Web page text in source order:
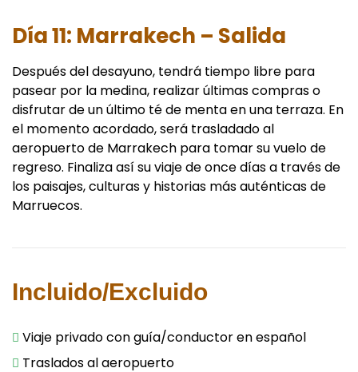
Día 11: Marrakech – Salida
Después del desayuno, tendrá tiempo libre para
pasear por la medina, realizar últimas compras o
disfrutar de un último té de menta en una terraza. En
el momento acordado, será trasladado al
aeropuerto de Marrakech para tomar su vuelo de
regreso. Finaliza así su viaje de once días a través de
los paisajes, culturas y historias más auténticas de
Marruecos.
Incluido/Excluido
Viaje privado con guía/conductor en español
Traslados al aeropuerto